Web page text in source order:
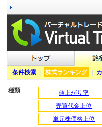
条件検索 株式ランキング
種類 値上がり率
売買代金上位
単元株価格上位